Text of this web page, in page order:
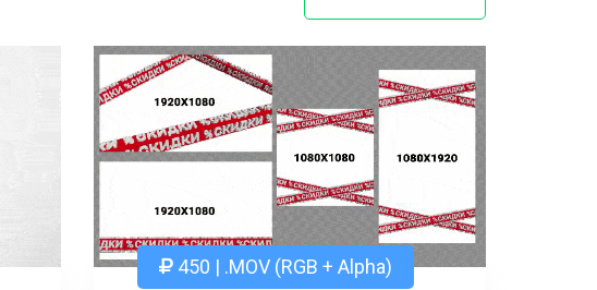
450 | .MOV (RGB + Alpha)